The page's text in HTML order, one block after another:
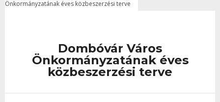
Önkormányzatának éves közbeszerzési terve
Dombóvár Város
Önkormányzatának éves
közbeszerzési terve